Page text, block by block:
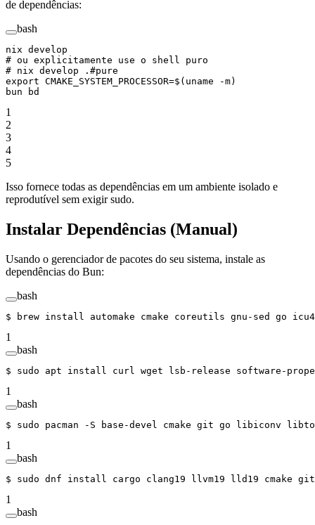
de dependências:
bash
nix develop
# ou explicitamente use o shell puro
# nix develop .#pure
export CMAKE_SYSTEM_PROCESSOR=$( uname -m)
bun bd
1
2
3
4
5
Isso fornece todas as dependências em um ambiente isolado e
reprodutível sem exigir sudo.
Instalar Dependências (Manual)
Usando o gerenciador de pacotes do seu sistema, instale as
dependências do Bun:
bash
$ brew install automake cmake coreutils gnu-sed go
1
bash
$ sudo apt install curl wget lsb-release software-
1
bash
$ sudo pacman -S base-devel cmake git go libiconv
1
bash
$ sudo dnf install cargo clang19 llvm19 lld19 cmake git
1
bash